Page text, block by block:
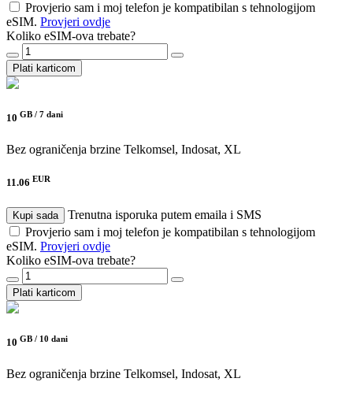
Provjerio sam i moj telefon je kompatibilan s tehnologijom
eSIM. Provjeri ovdje
Koliko eSIM-ova trebate?
Plati karticom
10 GB / 7 dani
Bez ograničenja brzine Telkomsel, Indosat, XL
11.06 EUR
Kupi sada
Trenutna isporuka putem emaila i SMS
Provjerio sam i moj telefon je kompatibilan s tehnologijom
eSIM. Provjeri ovdje
Koliko eSIM-ova trebate?
Plati karticom
10 GB / 10 dani
Bez ograničenja brzine Telkomsel, Indosat, XL